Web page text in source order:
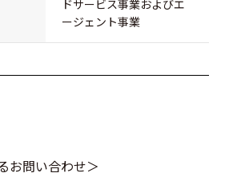
ドサービス事業およびエ
ージェント事業
お問い合わせ＞